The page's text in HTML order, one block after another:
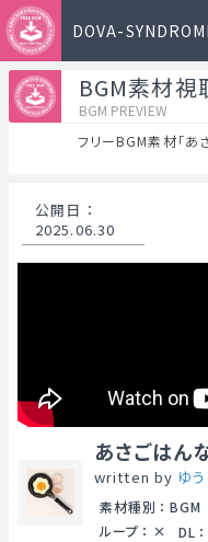
DOVA-
BGM素材視
BGM PREVIEW
フリーBGM素材「
公開日 ：
2025.06.30
あさごはん
written by ゆ
素材種別 ： BGM
ループ ： DL ：